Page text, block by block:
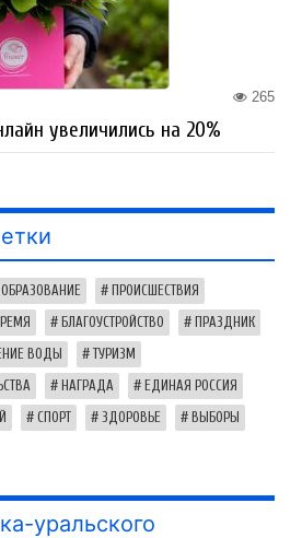
265
увеличились на 20%
ОБРАЗОВАНИЕ ПРОИСШЕСТВИЯ
БЛАГОУСТРОЙСТВО ПРАЗДНИК
ВОДЫ ТУРИЗМ
НАГРАДА ЕДИНАЯ РОССИЯ
СПОРТ ЗДОРОВЬЕ ВЫБОРЫ
уральского